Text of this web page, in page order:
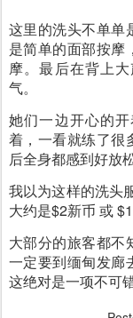
这里的洗头不单单
是简单的面部按摩
摩。最后在背上
气。
她们一边开心的
着，一看就练了很
后全身都感到好放松
我以为这样的洗头
大约是$2新币 或
大部分的旅客都不
一定要到缅甸发廊
这绝对是一项不可